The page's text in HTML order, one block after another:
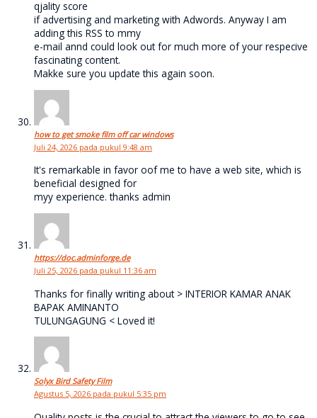
qjality score
if advertising and marketing with Adwords. Anyway I am
adding this RSS to mmy
e-mail annd could look out for much more of your respecive
fascinating content.
Makke sure you update this again soon.
how to get smoke film off car windows
Juli 24, 2026 pada pukul 9:48 am
It's remarkable in favor oof me to have a web site, which is
beneficial designed for
myy experience. thanks admin
https://doc.adminforge.de
Juli 25, 2026 pada pukul 11:36 am
Thanks for finally writing about > INTERIOR KAMAR ANAK
BAPAK AMINANTO
TULUNGAGUNG < Loved it!
Solyx Bird Safety Film
Agustus 5, 2026 pada pukul 5:35 pm